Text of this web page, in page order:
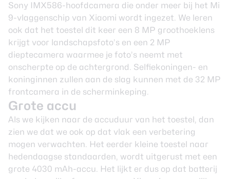
Sony IMX586-hoofdcamera die onder meer bij het Mi
9-vlaggenschip van Xiaomi wordt ingezet. We leren
ook dat het toestel dit keer een 8 MP groothoeklens
krijgt voor landschapsfoto’s en een 2 MP
dieptecamera waarmee je foto’s neemt met
onscherpte op de achtergrond. Selfiekoningen- en
koninginnen zullen aan de slag kunnen met de 32 MP
frontcamera in de scherminkeping.
Grote accu
Als we kijken naar de accuduur van het toestel, dan
zien we dat we ook op dat vlak een verbetering
mogen verwachten. Het eerder kleine toestel naar
hedendaagse standaarden, wordt uitgerust met een
grote 4030 mAh-accu. Het lijkt er dus op dat batterij